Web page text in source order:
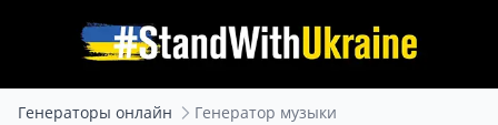
Генераторы онлайн Генератор музыки